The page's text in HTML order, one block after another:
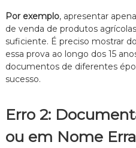
Por exemplo, apresentar
de venda de produtos
suficiente. É preciso mostrar
essa prova ao longo dos 15
documentos de diferentes
sucesso.
Erro 2:
ou em Nome